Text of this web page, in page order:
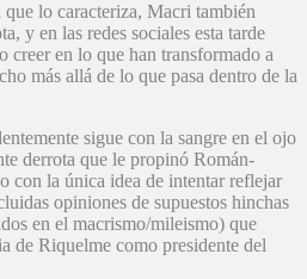
lo caracteriza, Macri también
y en las redes sociales esta tarde
creer en lo que han transformado a
más allá de lo que pasa dentro de la
sigue con la sangre en el ojo
derrota que le propinó Román-
con la única idea de intentar reflejar
opiniones de supuestos hinchas
en el macrismo/mileismo) que
de Riquelme como presidente del